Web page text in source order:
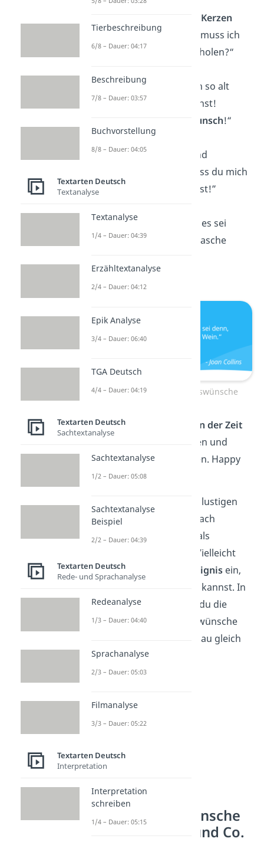
Kerzen
auszublasen – oder muss ich
einen Feuerlöscher holen?“
„Auf dass du endlich so alt
wirst, wie du aussiehst!
Herzlichen Glückwunsch!“
„Happy Birthday
und
herzlichen Dank, dass du mich
so gut aussehen lässt!”
„Alter ist irrelevant, es sei
denn, du bist eine Flasche
—Joan Collins
Lustige Geburtstagswünsche
„Denke jetzt ist es
an der Zeit
alles hinzuschmeißen und
Prinzessin zu werden. Happy
Birthday!“
Du kannst unsere lustigen
Geburtstagsgrüße
einfach
übernehmen oder nur als
benutzen. Vielleicht
fällt dir ein
witziges Ereignisein,
dass du noch ergänzen kannst. In
unseremVideo
findest du die
lustigsten Geburtstagswünsche
auf einen Blick. Also schau gleich
mal rein!
Die lustigsten
Geburtstagswünsche
für WhatsApp und Co.
Tierbeschreibung
6/8 – Dauer: 04:17
Beschreibung
7/8 – Dauer: 03:57
Buchvorstellung
8/8 – Dauer: 04:05
Textarten Deutsch
Textanalyse
Textanalyse
1/4 – Dauer: 04:39
Erzähltextanalyse
2/4 – Dauer: 04:12
Epik Analyse
3/4 – Dauer: 06:40
TGA Deutsch
4/4 – Dauer: 04:19
Textarten Deutsch
Sachtextanalyse
Sachtextanalyse
1/2 – Dauer: 05:08
Sachtextanalyse
Beispiel
2/2 – Dauer: 04:39
Textarten Deutsch
Rede- und Sprachanalyse
Redeanalyse
1/3 – Dauer: 04:40
Sprachanalyse
2/3 – Dauer: 05:03
Filmanalyse
3/3 – Dauer: 05:22
Textarten Deutsch
Interpretation
Interpretation
schreiben
1/4 – Dauer: 05:15